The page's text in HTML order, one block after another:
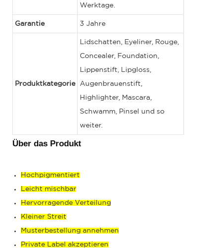
Werktage.
Garantie 3 Jahre
Produktkategorie
Lidschatten, Eyeliner, Rouge,
Concealer, Foundation,
Lippenstift, Lipgloss,
Augenbrauenstift,
Highlighter, Mascara,
Schwamm, Pinsel und so
weiter.
Über das Produkt
Hochpigmentiert
Leicht mischbar
Hervorragende Verteilung
Kleiner Streit
Musterbestellung annehmen
Private Label akzeptieren